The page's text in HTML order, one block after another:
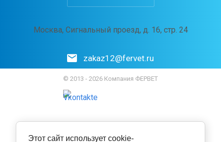
Москва, Сигнальный проезд, д. 16, стр. 24
zakaz12@fervet.ru
© 2013 - 2026 Компания ФЕРВЕТ
Этот сайт использует cookie-